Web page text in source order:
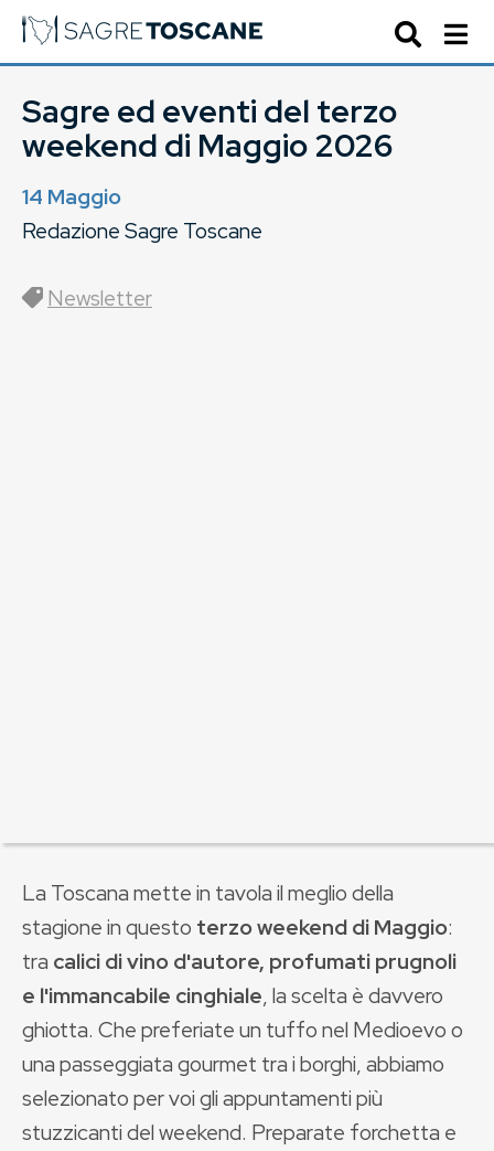
Sagre ed eventi del terzo
weekend di Maggio 2026
14 Maggio
Redazione Sagre Toscane
Newsletter
La Toscana mette in tavola il meglio della
stagione in questo terzo weekend di Maggio:
tra calici di vino d'autore, profumati prugnoli
e l'immancabile cinghiale, la scelta è davvero
ghiotta. Che preferiate un tuffo nel Medioevo o
una passeggiata gourmet tra i borghi, abbiamo
selezionato per voi gli appuntamenti più
stuzzicanti del weekend. Preparate forchetta e